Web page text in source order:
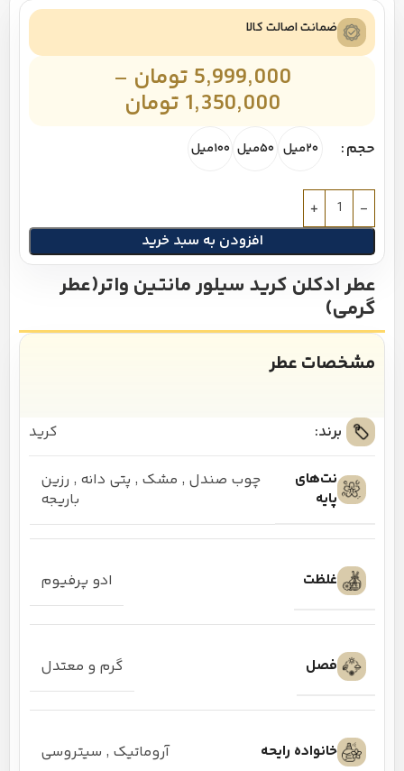
ضمانت اصالت کالا
5,999,000 تومان –
1,350,000 تومان
حجم ۲۰میل ۵۰میل ۱۰۰میل
افزودن به سبد خرید
عطر ادکلن کرید سیلور مانتین واتر(عطر
گرمی)
مشخصات عطر
برند: کرید
نت‌های
پایه
چوب صندل , مشک , پتی دانه , رزین
باریجه
غلظت ادو پرفیوم
فصل گرم و معتدل
خانواده رایحه آروماتیک , سیتروسی